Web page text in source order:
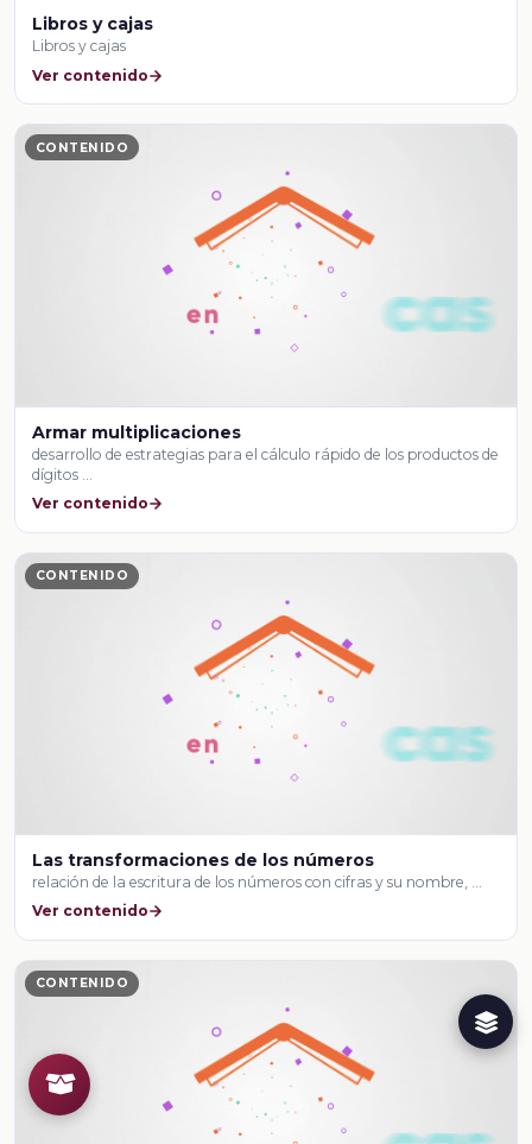
Libros y cajas
Libros y cajas
Ver contenido
CONTENIDO
Armar multiplicaciones
desarrollo de estrategias para el cálculo rápido de los productos de
dígitos …
Ver contenido
CONTENIDO
Las transformaciones de los números
relación de la escritura de los números con cifras y su nombre, …
Ver contenido
CONTENIDO